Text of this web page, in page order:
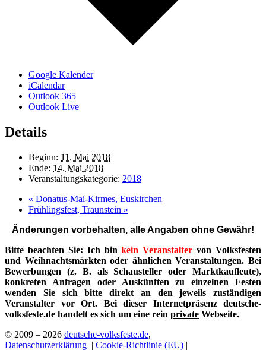
Google Kalender
iCalendar
Outlook 365
Outlook Live
Details
Beginn: 11. Mai 2018
Ende: 14. Mai 2018
Veranstaltungskategorie: 2018
« Donatus-Mai-Kirmes, Euskirchen
Frühlingsfest, Traunstein »
Änderungen vorbehalten, alle Angaben ohne Gewähr!
Bitte beachten Sie: Ich binkein Veranstalter von Volksfesten
und Weihnachtsmärkten oder ähnlichen Veranstaltungen. Bei
Bewerbungen (z. B. als Schausteller oder Marktkaufleute),
konkreten Anfragen oder Auskünften zu einzelnen Festen
wenden Sie sich bitte direkt an den jeweils zuständigen
Veranstalter vor Ort. Bei dieser Internetpräsenz deutsche-
volksfeste.de handelt es sich um eine rein private Webseite.
© 2009 – 2026 deutsche-volksfeste.de,
Datenschutzerklärung | Cookie-Richtlinie (EU) |